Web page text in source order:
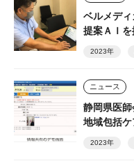
ベルメディ
提案ＡＩ
2023年
ニュース
静岡県医
地域包括
2023年